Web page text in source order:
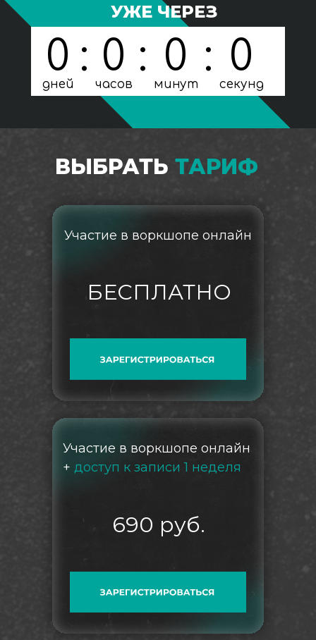
УЖЕ ЧЕРЕЗ
0
дней
: 0
часов
: 0
минут
: 0
секунд
ВЫБРАТЬ ТАРИФ
Участие в воркшопе онлайн
Участие в воркшопе онлайн
+ доступ к записи 1 неделя
БЕСПЛАТНО
690 руб.